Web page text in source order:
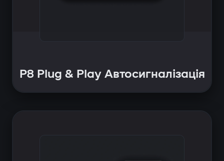
P8 Plug & Play Автосигналізація